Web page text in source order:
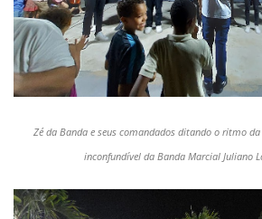
Zé da Banda e seus comandados ditando o ritmo
inconfundível da Banda Marcial Juliano